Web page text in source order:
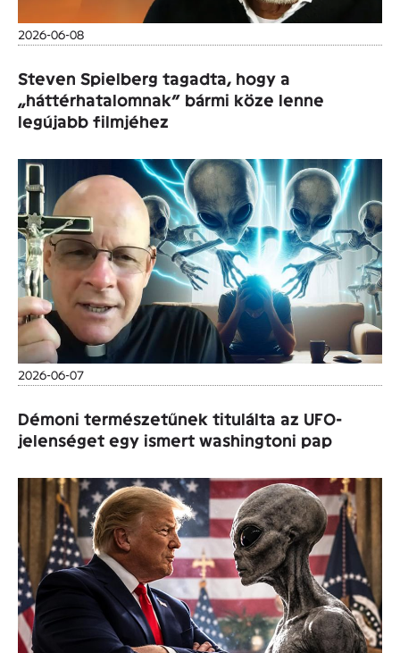
2026-06-08
Steven Spielberg tagadta, hogy a
„háttérhatalomnak” bármi köze lenne
legújabb filmjéhez
2026-06-07
Démoni természetűnek titulálta az UFO-
jelenséget egy ismert washingtoni pap